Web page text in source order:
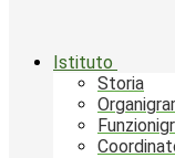
Istituto
Storia